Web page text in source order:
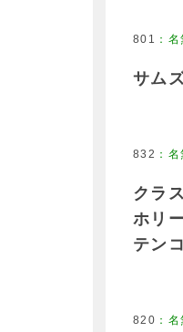
801 ： 名
サム
832 ： 名
クラ
ホリ
テン
820 ： 名